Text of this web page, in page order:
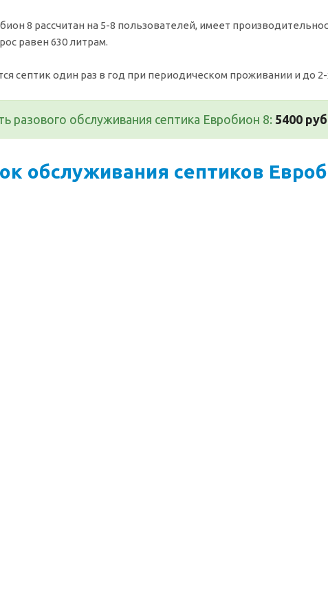
8 рассчитан на 5-8 пользователей, имеет
равен 630 литрам.
септик один раз в год при периодическом проживании и до
разового обслуживания септика Евробион 8: 5400
обслуживания септиков